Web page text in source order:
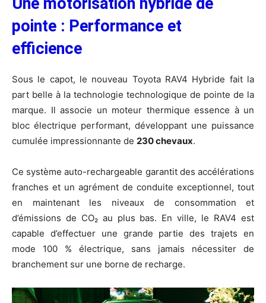
pointe : Performance et
efficience
​Sous le capot, le nouveau Toyota RAV4 Hybride fait la
part belle à la technologie technologique de pointe de la
marque. Il associe un moteur thermique essence à un
bloc électrique performant, développant une puissance
cumulée impressionnante de 230 chevaux.
​Ce système auto-rechargeable garantit des accélérations
franches et un agrément de conduite exceptionnel, tout
en maintenant les niveaux de consommation et
d’émissions de CO₂ au plus bas. En ville, le RAV4 est
capable d’effectuer une grande partie des trajets en
mode 100 % électrique, sans jamais nécessiter de
branchement sur une borne de recharge.